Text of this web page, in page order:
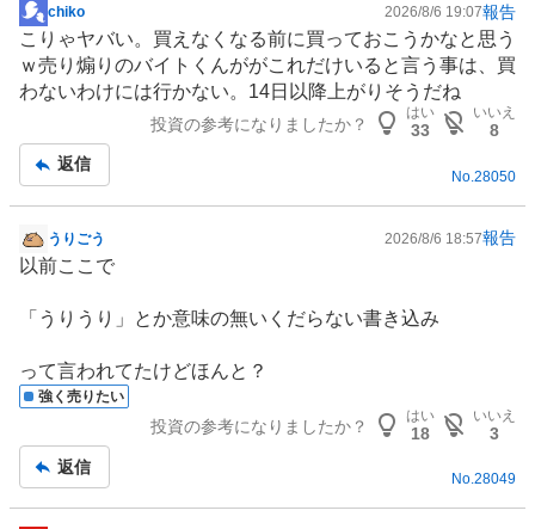
掲
示
板
記
chiko 2026/8/6 19:07報告
こりゃヤバい。買えなくなる前に買っておこうかなと思う
ｗ売り煽りのバイトくんががこれだけいると言う事は、買
わないわけには行かない。14日以降上がりそうだね
投資の参考になりましたか？
はい
33
いいえ
8
返信
No. 28050
掲
示
うりごう 2026/8/6 18:57報告
以前ここで
「うりうり」とか意味の無いくだらない書き込み
って言われてたけどほんと？
強く売りたい
投資の参考になりましたか？
はい
18
いいえ
3
返信
No.28049